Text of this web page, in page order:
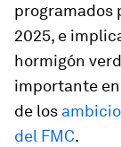
programados
2025, e
hormigón
importante
de los
del FMC.